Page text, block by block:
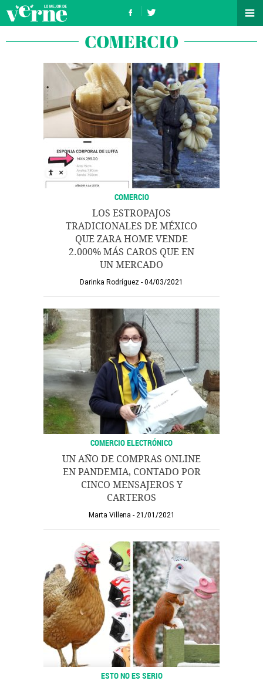
COMERCIO
COMERCIO
LOS ESTROPAJOS
TRADICIONALES DE MÉXICO
QUE ZARA HOME VENDE
2.000% MÁS CAROS QUE EN
UN MERCADO
Darinka Rodríguez 04/03/2021
COMERCIO ELECTRÓNICO
UN AÑO DE COMPRAS ONLINE
EN PANDEMIA, CONTADO POR
CINCO MENSAJEROS Y
CARTEROS
Marta Villena 21/01/2021
ESTO NO ES SERIO